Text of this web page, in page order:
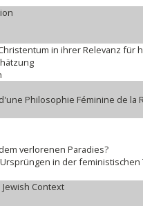
in ihrer Relevanz für
Philosophie Féminine de la
verlorenen Paradies?
in der feministischen
Context